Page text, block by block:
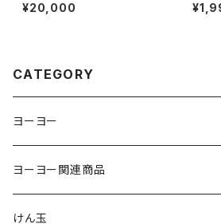
¥20,000
CATEGORY
ヨーヨー
ジャパンテクノロジー
サムシング
ヨーヨー関連商品
ストリング
けん玉